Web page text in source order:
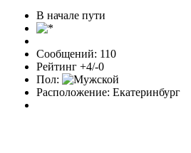
В начале пути
Сообщений: 110
Рейтинг +4/-0
Пол:
Расположение: Екатеринбург